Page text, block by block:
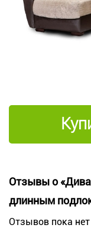
Отзывы о
длинным
Отзывов пока нет